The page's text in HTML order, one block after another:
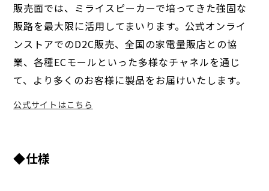
販売面では、ミライスピーカーで培ってきた強固な
販路を最大限に活用してまいります。公式オンライ
ンストアでのD2C販売、全国の家電量販店との協
業、各種ECモールといった多様なチャネルを通じ
て、より多くのお客様に製品をお届けいたします。
公式サイトはこちら
◆仕様